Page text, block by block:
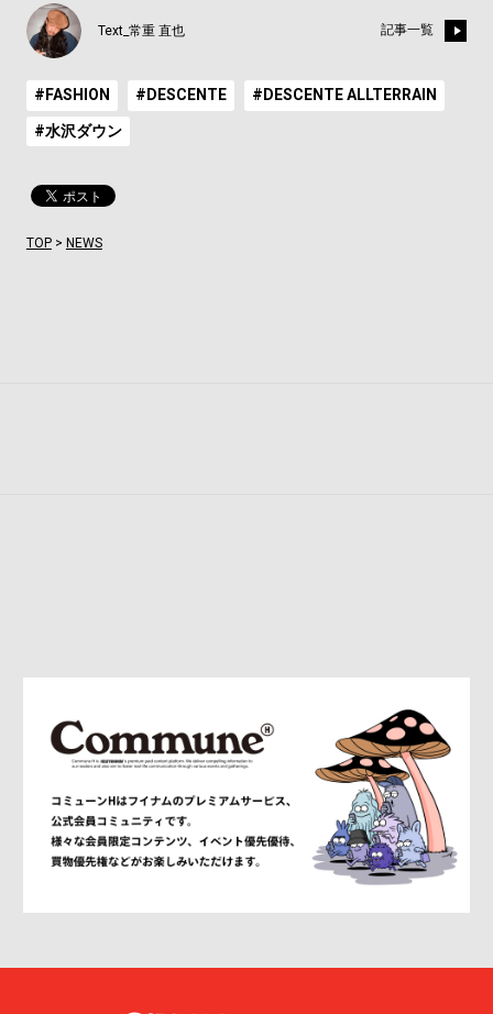
Text_常重 直也 記事一覧
#FASHION #DESCENTE #DESCENTE ALLTERRAIN
#水沢ダウン
TOP> NEWS